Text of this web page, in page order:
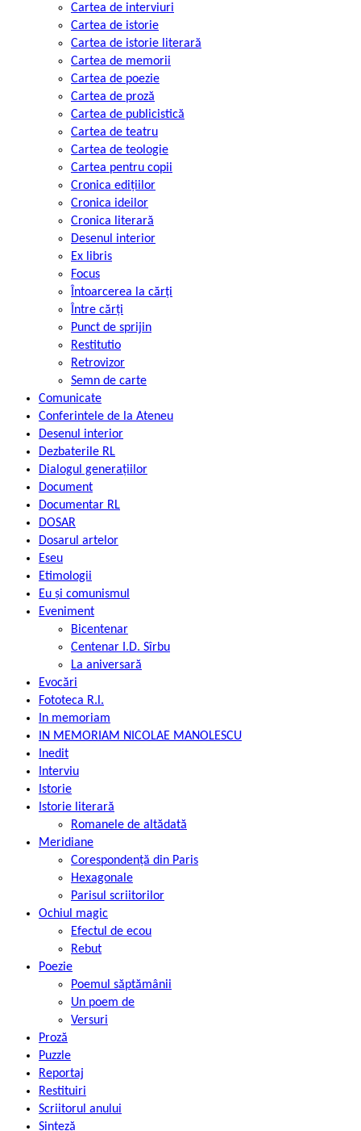
Cartea de interviuri
Cartea de istorie
Cartea de istorie literară
Cartea de memorii
Cartea de poezie
Cartea de proză
Cartea de publicistică
Cartea de teatru
Cartea de teologie
Cartea pentru copii
Cronica edițiilor
Cronica ideilor
Cronica literară
Desenul interior
Ex libris
Focus
Întoarcerea la cărți
Între cărți
Punct de sprijin
Restitutio
Retrovizor
Semn de carte
Comunicate
Conferintele de la Ateneu
Desenul interior
Dezbaterile RL
Dialogul generațiilor
Document
Documentar RL
DOSAR
Dosarul artelor
Eseu
Etimologii
Eu și comunismul
Eveniment
Bicentenar
Centenar I.D. Sîrbu
La aniversară
Evocări
Fototeca R.l.
In memoriam
IN MEMORIAM NICOLAE MANOLESCU
Inedit
Interviu
Istorie
Istorie literară
Romanele de altădată
Meridiane
Corespondență din Paris
Hexagonale
Parisul scriitorilor
Ochiul magic
Efectul de ecou
Rebut
Poezie
Poemul săptămânii
Un poem de
Versuri
Proză
Puzzle
Reportaj
Restituiri
Scriitorul anului
Sinteză